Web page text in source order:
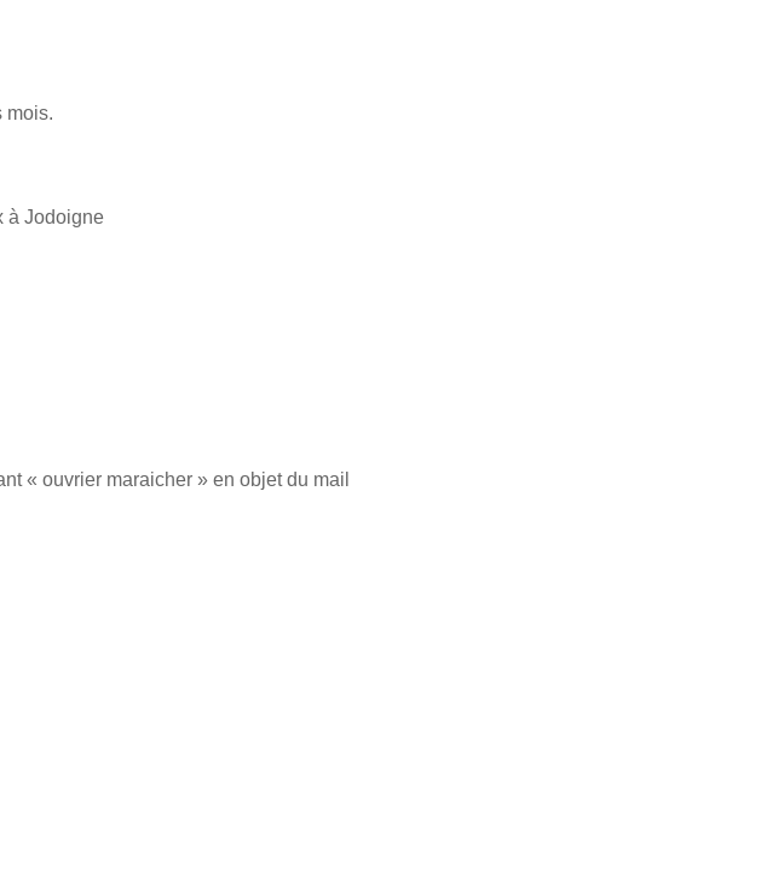
mois.
à Jodoigne
« ouvrier maraicher » en objet du mail